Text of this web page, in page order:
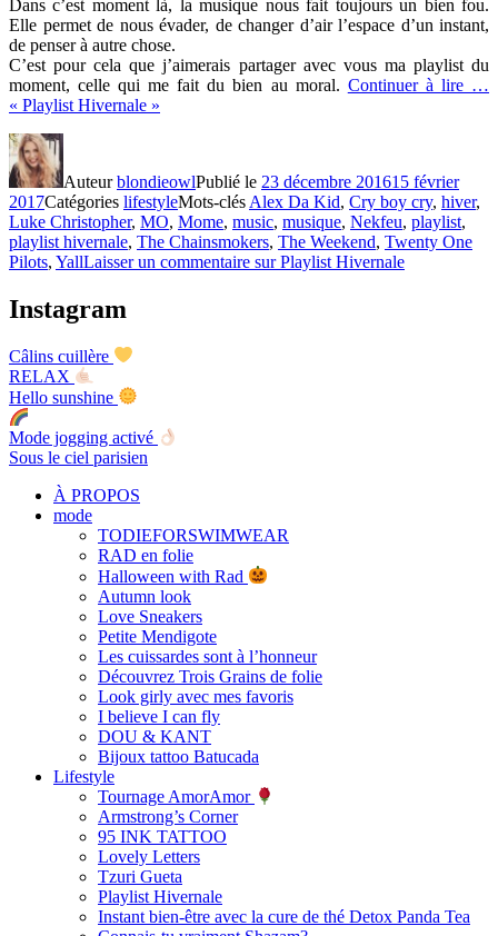
Dans c’est moment là, la musique nous fait toujours un bien fou.
Elle permet de nous évader, de changer d’air l’espace d’un instant,
de penser à autre chose.
C’est pour cela que j’aimerais partager avec vous ma playlist du
moment, celle qui me fait du bien au moral. Continuer à lire …
« Playlist Hivernale »
AuteurblondieowlPublié le 23 décembre 201615 février
2017Catégories lifestyleMots-clés Alex Da Kid, Cry boy cry, hiver,
Luke Christopher, MO, Mome, music, musique, Nekfeu, playlist,
playlist hivernale, The Chainsmokers, The Weekend, Twenty One
Pilots, YallLaisser un commentaire sur Playlist Hivernale
Instagram
Câlins cuillère
RELAX
Hello sunshine
Mode jogging activé
Sous le ciel parisien
À PROPOS
mode
TODIEFORSWIMWEAR
RAD en folie
Halloween with Rad
Autumn look
Love Sneakers
Petite Mendigote
Les cuissardes sont à l’honneur
Découvrez Trois Grains de folie
Look girly avec mes favoris
I believe I can fly
DOU & KANT
Bijoux tattoo Batucada
Lifestyle
Tournage AmorAmor
Armstrong’s Corner
95 INK TATTOO
Lovely Letters
Tzuri Gueta
Playlist Hivernale
Instant bien-être avec la cure de thé Detox Panda Tea